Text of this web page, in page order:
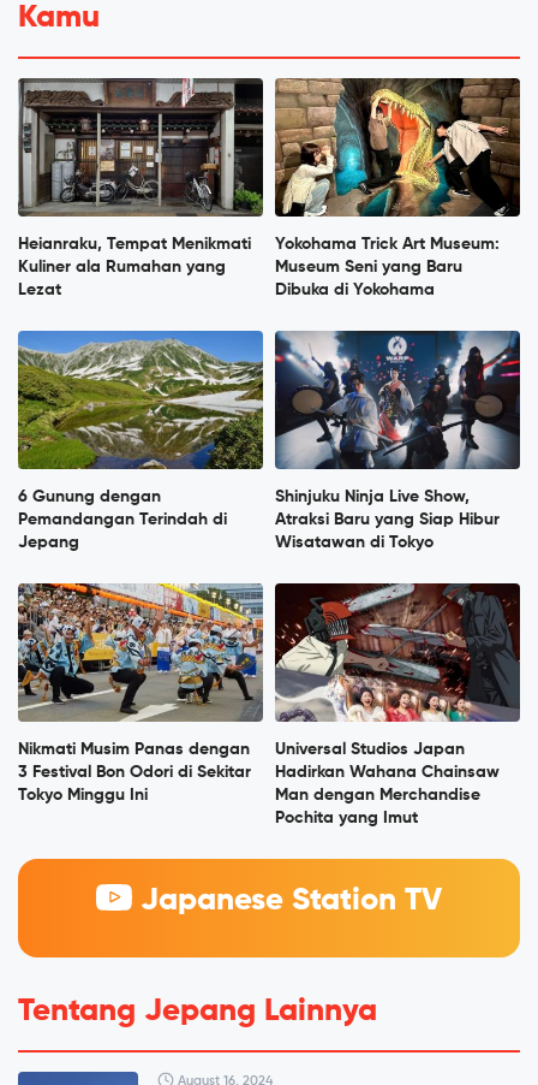
Kamu
Heianraku, Tempat Menikmati
Kuliner ala Rumahan yang
Lezat
Yokohama Trick Art Museum:
Museum Seni yang Baru
Dibuka di Yokohama
6 Gunung dengan
Pemandangan Terindah di
Jepang
Shinjuku Ninja Live Show,
Atraksi Baru yang Siap Hibur
Wisatawan di Tokyo
Nikmati Musim Panas dengan
3 Festival Bon Odori di Sekitar
Tokyo Minggu Ini
Universal Studios Japan
Hadirkan Wahana Chainsaw
Man dengan Merchandise
Pochita yang Imut
Japanese Station TV
Tentang Jepang Lainnya
August 16, 2024